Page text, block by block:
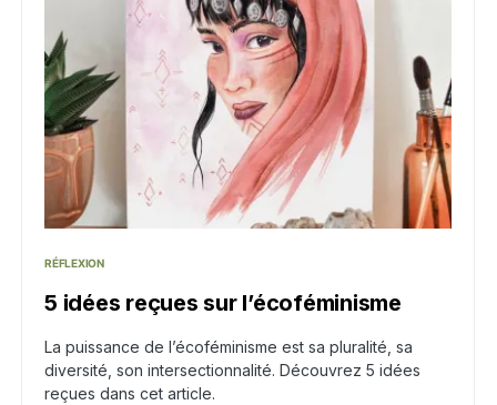
RÉFLEXION
5 idées reçues sur l’écoféminisme
La puissance de l’écoféminisme est sa pluralité, sa
diversité, son intersectionnalité. Découvrez 5 idées
reçues dans cet article.